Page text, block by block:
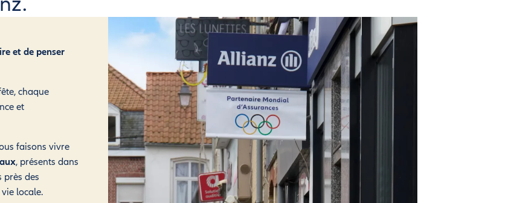
et de penser
chaque
et
faisons vivre
, présents dans
près des
locale.